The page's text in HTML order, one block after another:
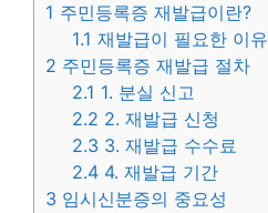
1 주민등록증 재발급이란?
1.1 재발급이 필요한 이유
2 주민등록증 재발급 절차
2.1 1. 분실 신고
2.2 2. 재발급 신청
2.3 3. 재발급 수수료
2.4 4. 재발급 기간
3 임시신분증의 중요성